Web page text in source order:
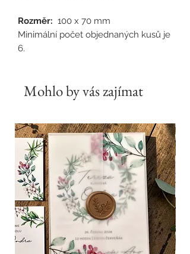
Rozměr: 100 x 70 mm
Minimální počet objednaných kusů je
6.
Mohlo by vás zajímat